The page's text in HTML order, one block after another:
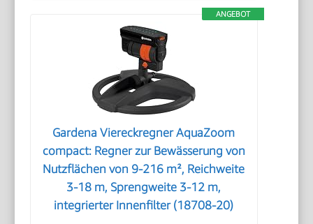
ANGEBOT
Gardena Viereckregner AquaZoom
compact: Regner zur Bewässerung von
Nutzflächen von 9-216 m², Reichweite
3-18 m, Sprengweite 3-12 m,
integrierter Innenfilter (18708-20)